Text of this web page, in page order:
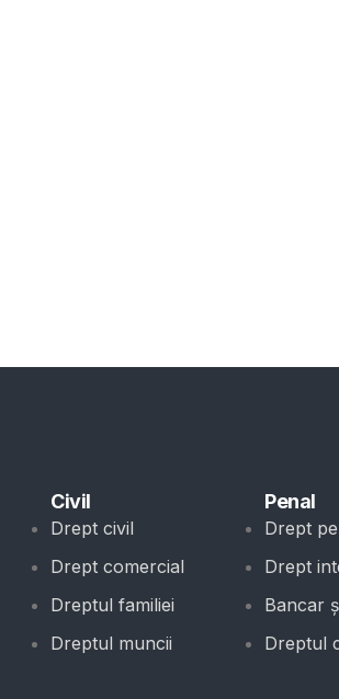
Civil
Drept civil
Drept comercial
Dreptul familiei
Dreptul muncii
Penal
Drept
Drept
Bancar
Dreptul